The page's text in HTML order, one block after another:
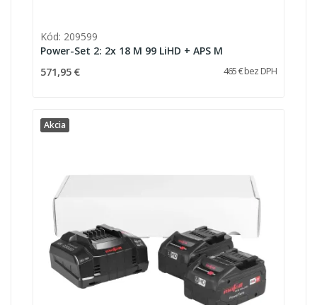
Kód: 209599
Power-Set 2: 2x 18 M 99 LiHD + APS M
571,95 € 465 € bez DPH
Akcia